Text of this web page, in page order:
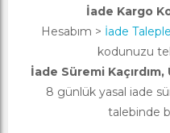
İade Kargo
Hesabım > İade
kodunuzu
İade Süremi
8 günlük yasal iade
talebinde